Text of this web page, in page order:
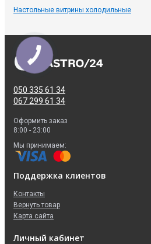
Настольные витрины холодильные
050 335 61 34
067 299 61 34
Оформить заказ
8:00 - 23:00
Мы принимаем:
Поддержка клиентов
Контакты
Вернуть товар
Карта сайта
Личный кабинет